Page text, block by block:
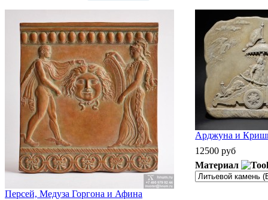
Персей, Медуза Горгона и Афина
Арджуна и
12500 руб
Материал